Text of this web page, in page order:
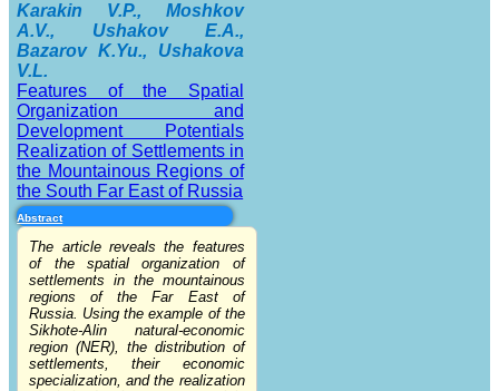
Karakin V.P., Moshkov
A.V., Ushakov E.A.,
Bazarov K.Yu., Ushakova
V.L.
Features of the Spatial
Organization and
Development Potentials
Realization of Settlements in
the Mountainous Regions of
the South Far East of Russia
Abstract
The article reveals the features
of the spatial organization of
settlements in the mountainous
regions of the Far East of
Russia. Using the example of the
Sikhote-Alin natural-economic
region (NER), the distribution of
settlements, their economic
specialization, and the realization